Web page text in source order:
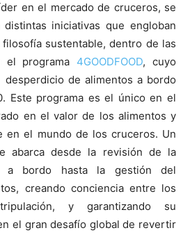
en el mercado de cruceros, se
iniciativas que engloban
sustentable, dentro de las
el programa 4GOODFOOD, cuyo
de alimentos a bordo
Este programa es el único en el
en el valor de los alimentos y
en el mundo de los cruceros. Un
abarca desde la revisión de la
a bordo hasta la gestión del
creando conciencia entre los
y garantizando su
el gran desafío global de revertir